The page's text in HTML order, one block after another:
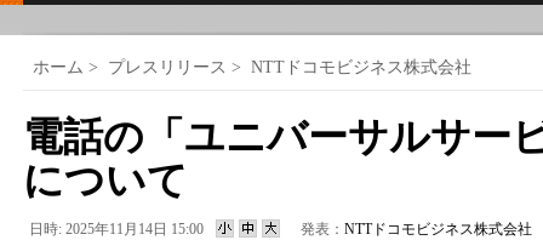
ホーム > プレスリリース > NTTドコモビジネス株式会社
電話の「ユニバーサルサー
について
日時: 2025年11月14日 15:00 発表： NTTドコモビジネス株式会社